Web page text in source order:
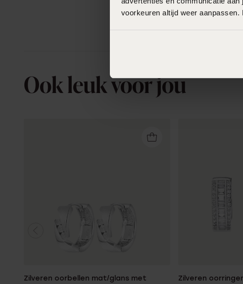
voorkeuren altijd weer aanpassen.
Ook leuk voor jou
Zilveren oorbellen mat/glans met
Zilveren